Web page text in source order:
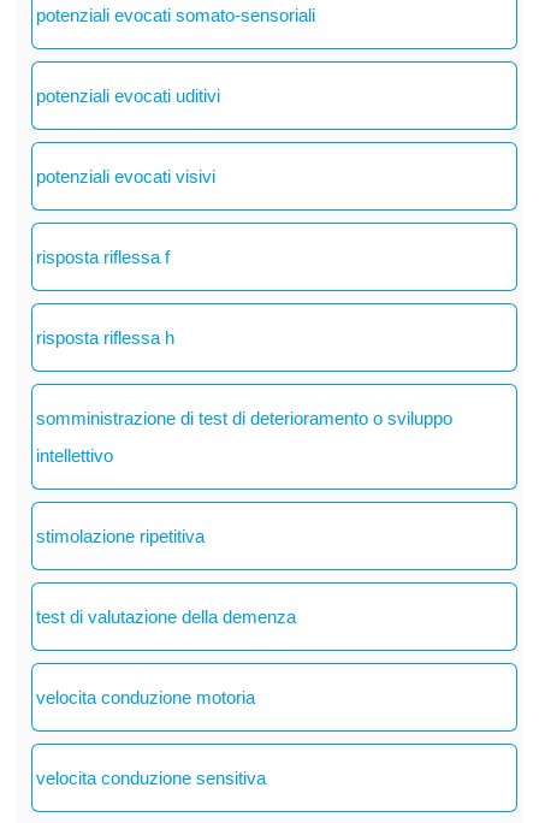
potenziali evocati somato-sensoriali
potenziali evocati uditivi
potenziali evocati visivi
risposta riflessa f
risposta riflessa h
somministrazione di test di deterioramento o sviluppo
intellettivo
stimolazione ripetitiva
test di valutazione della demenza
velocita conduzione motoria
velocita conduzione sensitiva